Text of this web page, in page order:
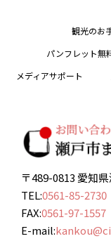
観光のお
パンフレット無
メディアサポート
〒489-0813 愛知
TEL:0561-85-2730
FAX:0561-97-1557
E-mail: